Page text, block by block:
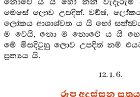
නොවේ ය යි හෝ නන් වැදෑරුම්
මෙසේ ලොව උපදිත්. වච්ඡ,
ලෝකය ආශාශ්වත ය යි හෝ
ම වෙයි, නො ම නොවේ ය යි හෝ
මේ මිසදිටුහු ලොව උපදිත් නම්
ප්‍රත්‍යය යි.
12. 1. 6.